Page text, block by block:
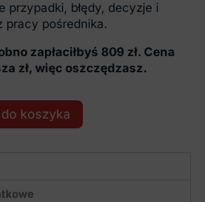
przypadki, błędy, decyzje i
pracy pośrednika.
zapłaciłbyś 809 zł. Cena
zł, więc oszczędzasz.
koszyka